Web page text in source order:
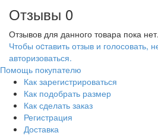
Отзывы 0
Отзывов для данного товара пока нет.
Чтобы оcтавить отзыв и голосовать,
авторизоваться.
Помощь покупателю
Как зарегистрироваться
Как подобрать размер
Как сделать заказ
Регистрация
Доставка